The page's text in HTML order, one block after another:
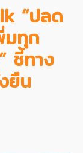
“ปลด
มทุก
ชี้ทาง
ยืน